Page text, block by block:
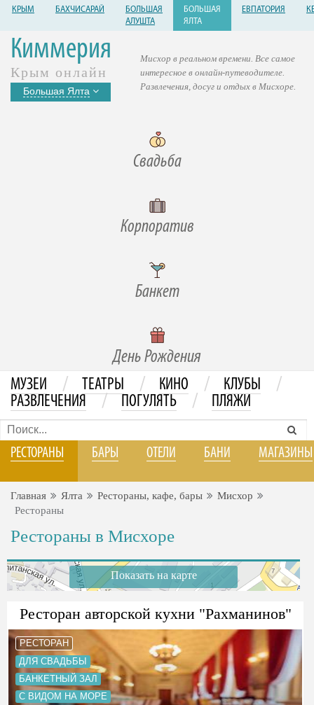
КРЫМ БАХЧИСАРАЙ
БОЛЬШАЯ
АЛУШТА
БОЛЬШАЯ
ЯЛТА
ЕВПАТОРИЯ
Киммерия
Крым онлайн
Большая Ялта
Свадьба
Корпоратив
Банкет
День Рождения
Мисхор в реальном времени. Все самое
интересное в онлайн-путеводителе.
Развлечения, досуг и отдых в Мисхоре.
МУЗЕИ / ТЕАТРЫ / КИНО / КЛУБЫ /
РАЗВЛЕЧЕНИЯ / ПОГУЛЯТЬ / ПЛЯЖИ
РЕСТОРАНЫ БАРЫ ОТЕЛИ БАНИ МАГАЗИНЫ
Главная Ялта Рестораны, кафе, бары
Мисхор
Рестораны
Рестораны в Мисхоре
Показать на карте
Ресторан авторской кухни "Рахманинов"
РЕСТОРАН
ДЛЯ СВАДЬБЫ
БАНКЕТНЫЙ ЗАЛ
С ВИДОМ НА МОРЕ